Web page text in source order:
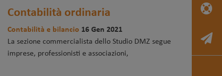
Contabilità ordinaria
Contabilità e bilancio 16 Gen 2021
La sezione commercialista dello Studio DMZ segue
imprese, professionisti e associazioni,